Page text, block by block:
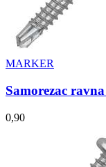
MARKER
Samorezac
0,90